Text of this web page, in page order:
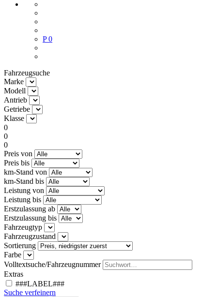
P 0
Fahrzeugsuche
Marke
Modell
Antrieb
Getriebe
Klasse
0
0
0
Preis von
Preis bis
km-Stand von
km-Stand bis
Leistung von
Leistung bis
Erstzulassung ab
Erstzulassung bis
Fahrzeugtyp
Fahrzeugzustand
Sortierung
Farbe
Volltextsuche/Fahrzeugnummer
Extras
###LABEL###
Suche verfeinern